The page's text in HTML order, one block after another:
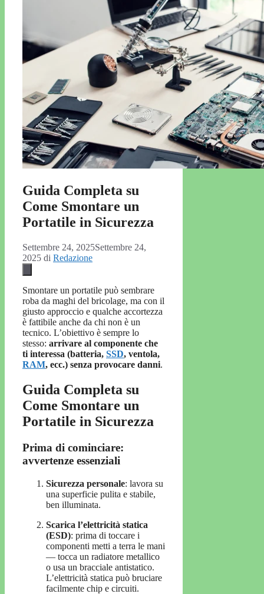
Guida Completa su
Come Smontare un
Portatile in Sicurezza
Settembre 24, 2025Settembre 24,
2025 di Redazione
Smontare un portatile può sembrare
roba da maghi del bricolage, ma con il
giusto approccio e qualche accortezza
è fattibile anche da chi non è un
tecnico. L’obiettivo è sempre lo
stesso: arrivare al componente che
ti interessa (batteria, SSD, ventola,
RAM, ecc.) senza provocare danni.
Guida Completa su
Come Smontare un
Portatile in Sicurezza
Prima di cominciare:
avvertenze essenziali
Sicurezza personale: lavora su
una superficie pulita e stabile,
ben illuminata.
Scarica l’elettricità statica
(ESD): prima di toccare i
componenti metti a terra le mani
— tocca un radiatore metallico
o usa un bracciale antistatico.
L’elettricità statica può bruciare
facilmente chip e circuiti.